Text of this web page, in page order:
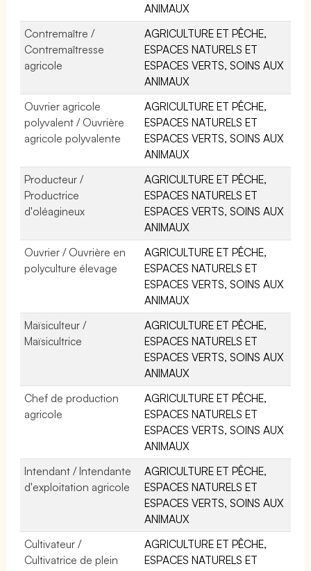
ANIMAUX
Contremaître /
Contremaîtresse
agricole
AGRICULTURE ET PÊCHE,
ESPACES NATURELS ET
ESPACES VERTS, SOINS AUX
ANIMAUX
Ouvrier agricole
polyvalent / Ouvrière
agricole polyvalente
AGRICULTURE ET PÊCHE,
ESPACES NATURELS ET
ESPACES VERTS, SOINS AUX
ANIMAUX
Producteur /
Productrice
d'oléagineux
AGRICULTURE ET PÊCHE,
ESPACES NATURELS ET
ESPACES VERTS, SOINS AUX
ANIMAUX
Ouvrier / Ouvrière en
polyculture élevage
AGRICULTURE ET PÊCHE,
ESPACES NATURELS ET
ESPACES VERTS, SOINS AUX
ANIMAUX
Maïsiculteur /
Maïsicultrice
AGRICULTURE ET PÊCHE,
ESPACES NATURELS ET
ESPACES VERTS, SOINS AUX
ANIMAUX
Chef de production
agricole
AGRICULTURE ET PÊCHE,
ESPACES NATURELS ET
ESPACES VERTS, SOINS AUX
ANIMAUX
Intendant / Intendante
d'exploitation agricole
AGRICULTURE ET PÊCHE,
ESPACES NATURELS ET
ESPACES VERTS, SOINS AUX
ANIMAUX
Cultivateur /
Cultivatrice de plein
AGRICULTURE ET PÊCHE,
ESPACES NATURELS ET